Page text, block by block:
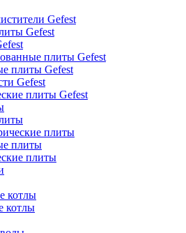
Gefest
Gefest
плиты Gefest
плиты Gefest
Gefest
плиты Gefest
плиты
плиты
плиты
котлы
котлы